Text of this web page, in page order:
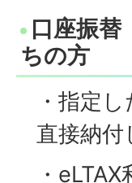
口座振
ちの方
・指定
直接納付
・